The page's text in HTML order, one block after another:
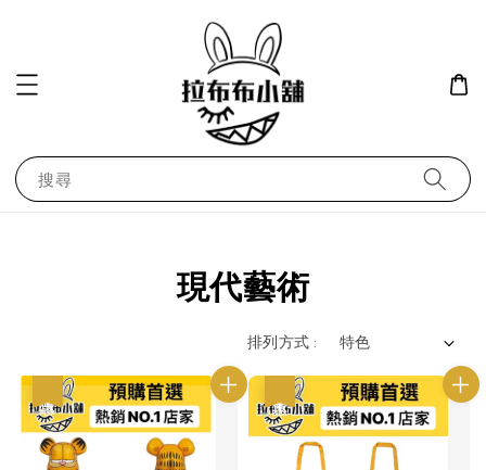
搜尋
現代藝術
排列方式 :